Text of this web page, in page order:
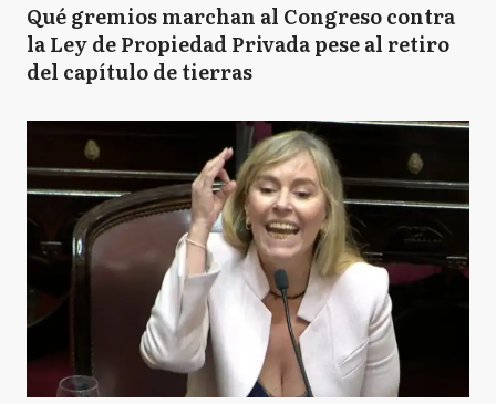
Qué gremios marchan al Congreso contra
la Ley de Propiedad Privada pese al retiro
del capítulo de tierras